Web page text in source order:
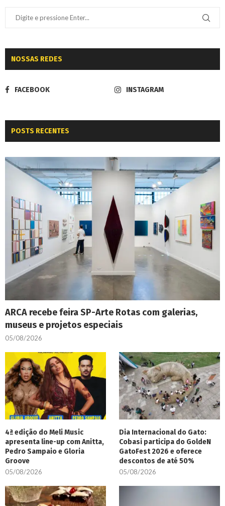
NOSSAS REDES
FACEBOOK INSTAGRAM
POSTS RECENTES
ARCA recebe feira SP-Arte Rotas com galerias,
museus e projetos especiais
05/08/2026
4ª edição do Meli Music
apresenta line-up com Anitta,
Pedro Sampaio e Gloria
Groove
05/08/2026
Dia Internacional do Gato:
Cobasi participa do GoldeN
GatoFest 2026 e oferece
descontos de até 50%
05/08/2026